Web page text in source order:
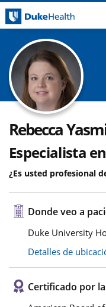
Rebecca
Especialista
¿Es usted profesional
Donde veo a
Duke University
Detalles de
Certificado por